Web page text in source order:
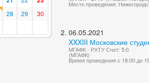
28 29
30
Место проведения:
06.05.2021
XXXIII Московские
МГАФК - РХТУ Счет: 5:0
(МГАФК)
Время проведения с 18:00 до